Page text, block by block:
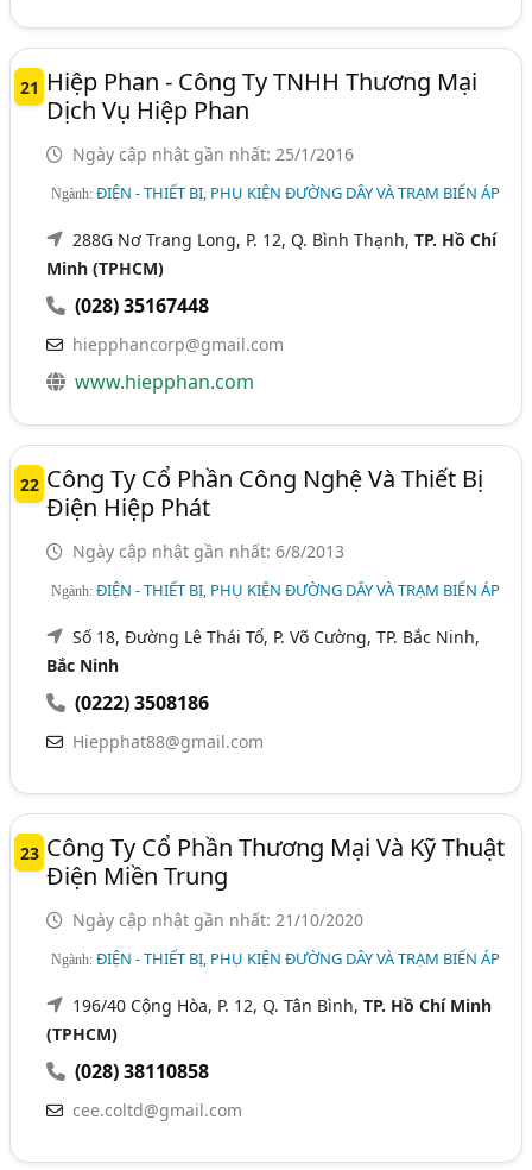
21 Hiệp Phan - Công Ty TNHH Thương Mại
Dịch Vụ Hiệp Phan
Ngày cập nhật gần nhất: 25/1/2016
Ngành:ĐIỆN - THIẾT BỊ, PHỤ KIỆN ĐƯỜNG DÂY VÀ TRẠM BIẾN ÁP
288G Nơ Trang Long, P. 12, Q. Bình Thạnh,TP. Hồ Chí
Minh (TPHCM)
(028) 35167448
hiepphancorp@gmail.com
www.hiepphan.com
22 Công Ty Cổ Phần Công Nghệ Và Thiết Bị
Điện Hiệp Phát
Ngày cập nhật gần nhất: 6/8/2013
Ngành:ĐIỆN - THIẾT BỊ, PHỤ KIỆN ĐƯỜNG DÂY VÀ TRẠM BIẾN ÁP
Số 18, Đường Lê Thái Tổ, P. Võ Cường, TP. Bắc Ninh,
Bắc Ninh
(0222) 3508186
Hiepphat88@gmail.com
23 Công Ty Cổ Phần Thương Mại Và Kỹ Thuật
Điện Miền Trung
Ngày cập nhật gần nhất: 21/10/2020
Ngành:ĐIỆN - THIẾT BỊ, PHỤ KIỆN ĐƯỜNG DÂY VÀ TRẠM BIẾN ÁP
196/40 Cộng Hòa, P. 12, Q. Tân Bình,TP. Hồ Chí Minh
(TPHCM)
(028) 38110858
cee.coltd@gmail.com